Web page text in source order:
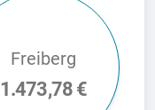
Freiberg
1.473,78 €